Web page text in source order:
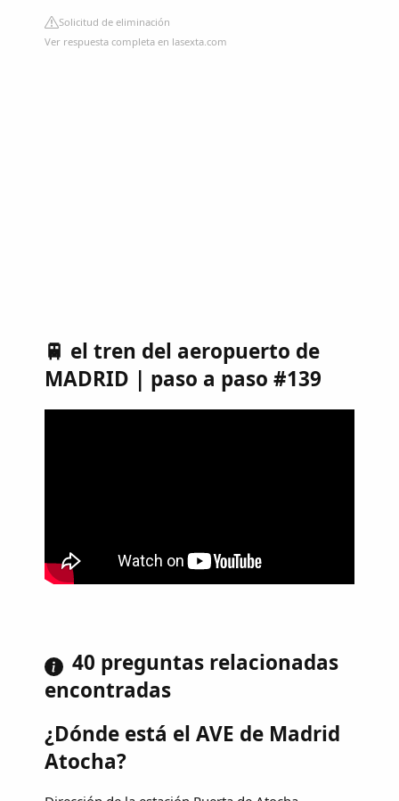
Solicitud de eliminación
Ver respuesta completa en lasexta.com
🚆 el tren del aeropuerto de
MADRID | paso a paso #139
40 preguntas relacionadas
encontradas
¿Dónde está el AVE de Madrid
Atocha?